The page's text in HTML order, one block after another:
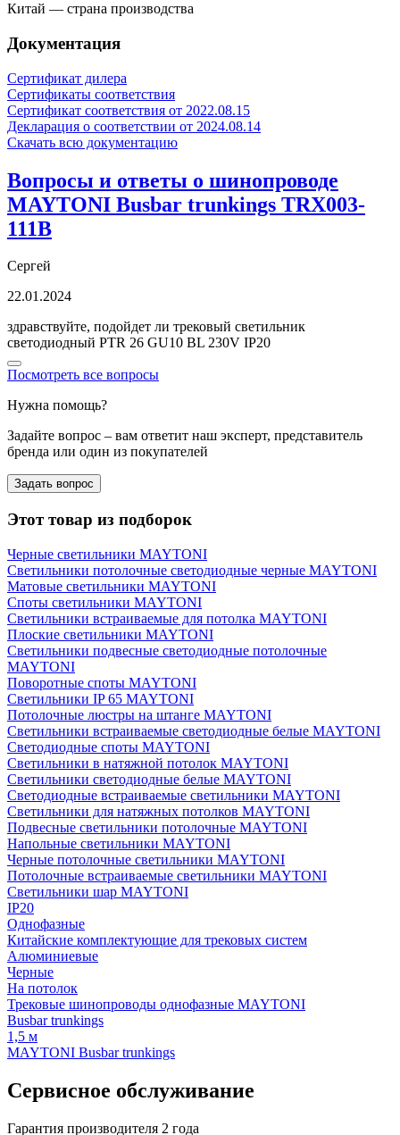
Китай — страна производства
Документация
Сертификат дилера
Сертификаты соответствия
Сертификат соответствия от 2022.08.15
Декларация о соответствии от 2024.08.14
Скачать всю документацию
Вопросы и ответы о шинопроводе
MAYTONI Busbar trunkings TRX003-
111B
Сергей
22.01.2024
здравствуйте, подойдет ли трековый светильник
светодиодный PTR 26 GU10 BL 230V IP20
Посмотреть все вопросы
Нужна помощь?
Задайте вопрос – вам ответит наш эксперт, представитель
бренда или один из покупателей
Задать вопрос
Этот товар из подборок
Черные светильники MAYTONI
Светильники потолочные светодиодные черные MAYTONI
Матовые светильники MAYTONI
Споты светильники MAYTONI
Светильники встраиваемые для потолка MAYTONI
Плоские светильники MAYTONI
Светильники подвесные светодиодные потолочные
MAYTONI
Поворотные споты MAYTONI
Светильники IP 65 MAYTONI
Потолочные люстры на штанге MAYTONI
Светильники встраиваемые светодиодные белые MAYTONI
Светодиодные споты MAYTONI
Светильники в натяжной потолок MAYTONI
Светильники светодиодные белые MAYTONI
Светодиодные встраиваемые светильники MAYTONI
Светильники для натяжных потолков MAYTONI
Подвесные светильники потолочные MAYTONI
Напольные светильники MAYTONI
Черные потолочные светильники MAYTONI
Потолочные встраиваемые светильники MAYTONI
Светильники шар MAYTONI
IP20
Однофазные
Китайские комплектующие для трековых систем
Алюминиевые
Черные
На потолок
Трековые шинопроводы однофазные MAYTONI
Busbar trunkings
1,5 м
MAYTONI Busbar trunkings
Сервисное обслуживание
Гарантия производителя 2 года